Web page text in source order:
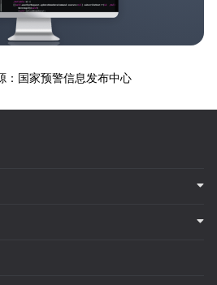
：国家预警信息发布中心